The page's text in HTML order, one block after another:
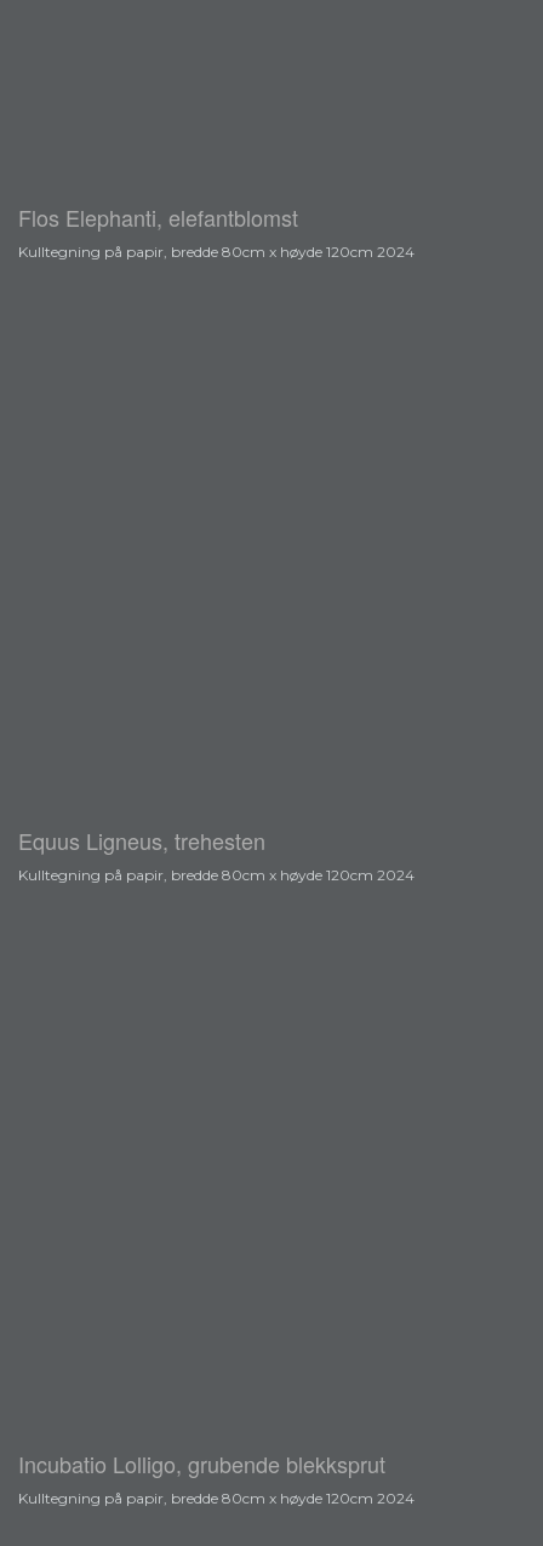
Flos Elephanti, elefantblomst
Kulltegning på papir, bredde 80cm x høyde 120cm 2024
Equus Ligneus, trehesten
Kulltegning på papir, bredde 80cm x høyde 120cm 2024
Incubatio Lolligo, grubende blekksprut
Kulltegning på papir, bredde 80cm x høyde 120cm 2024